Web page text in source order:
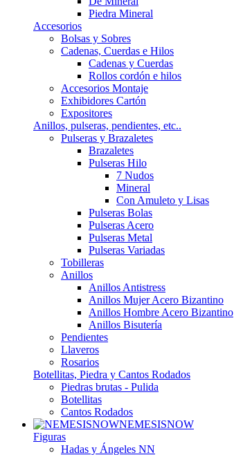
Piedra Mineral
Accesorios
Bolsas y Sobres
Cadenas, Cuerdas e Hilos
Cadenas y Cuerdas
Rollos cordón e hilos
Accesorios Montaje
Exhibidores Cartón
Expositores
Anillos, pulseras, pendientes, etc..
Pulseras y Brazaletes
Brazaletes
Pulseras Hilo
7 Nudos
Mineral
Con Amuleto y Lisas
Pulseras Bolas
Pulseras Acero
Pulseras Metal
Pulseras Variadas
Tobilleras
Anillos
Anillos Antistress
Anillos Mujer Acero Bizantino
Anillos Hombre Acero Bizantino
Anillos Bisutería
Pendientes
Llaveros
Rosarios
Botellitas, Piedra y Cantos Rodados
Piedras brutas - Pulida
Botellitas
Cantos Rodados
NEMESISNOW
Figuras
Hadas y Ángeles NN